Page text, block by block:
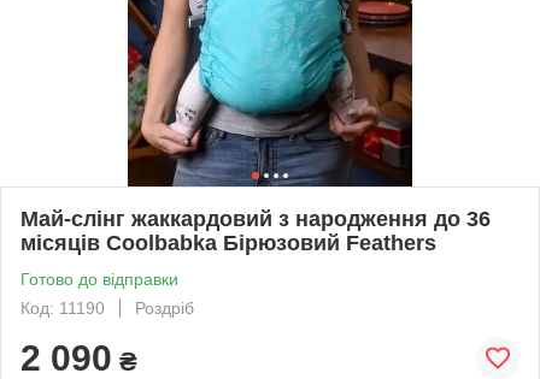
Май-слінг жаккардовий з народження до 36
місяців Coolbabka Бірюзовий Feathers
Готово до відправки
Код: 11190
Роздріб
2 090 ₴